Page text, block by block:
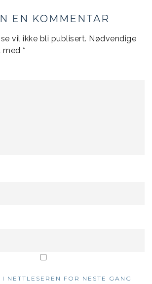
EN KOMMENTAR
vil ikke bli publisert. Nødvendige
med *
NETTLESEREN FOR NESTE GANG